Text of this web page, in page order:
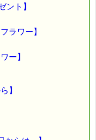
ント】
ラワー】
ー】
】